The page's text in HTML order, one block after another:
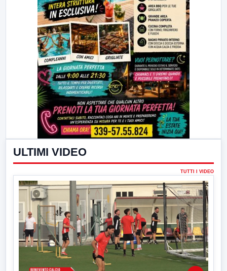
ULTIMI VIDEO
TUTTI I VIDEO